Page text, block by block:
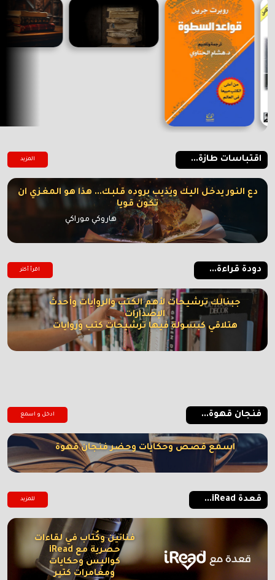
اقتباسات طازة... المزيد
دع النور يدخل اليك ويذيب بروده قلبك... هذا هو المغزي ان
تكون قويا
هاروكي موراكي
دودة قراءة... اقرأ أكتر
جبنالك ترشيحات لأهم الكتب والروايات وأحدث
الإصدارات
هتلاقي كبسولة فيها ترشيحات كتب وروايات
فنجان قهوة... ادخل و اسمع
اسمع قصص وحكايات وحضر فنجان قهوة
قعدة iRead... للمزيد
فنانين وكُتاب في لقاءات
حصرية مع iRead
كواليس وحكايات
ومغامرات كتير